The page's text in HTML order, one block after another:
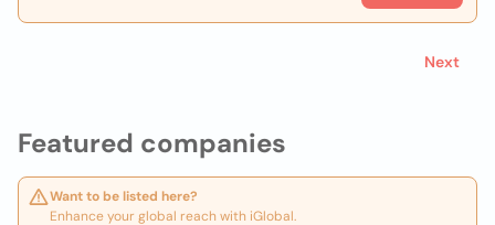
Featured companies
Want to be listed here?
Enhance your global reach with iGlobal.
Next